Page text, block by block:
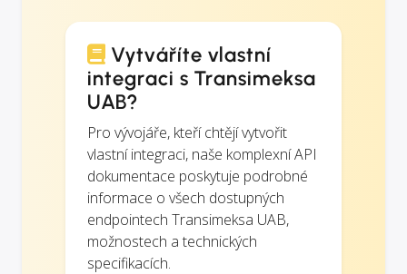
Vytváříte vlastní
integraci s Transimeksa
UAB?
Pro vývojáře, kteří chtějí vytvořit
vlastní integraci, naše komplexní API
dokumentace poskytuje podrobné
informace o všech dostupných
endpointech Transimeksa UAB,
možnostech a technických
specifikacích.